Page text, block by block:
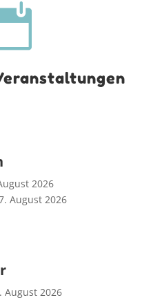
2026
August 2026
August 2026